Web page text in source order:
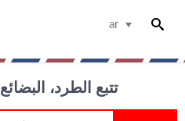
ar
JET EXPRESS تتبع الطرد، البضائع